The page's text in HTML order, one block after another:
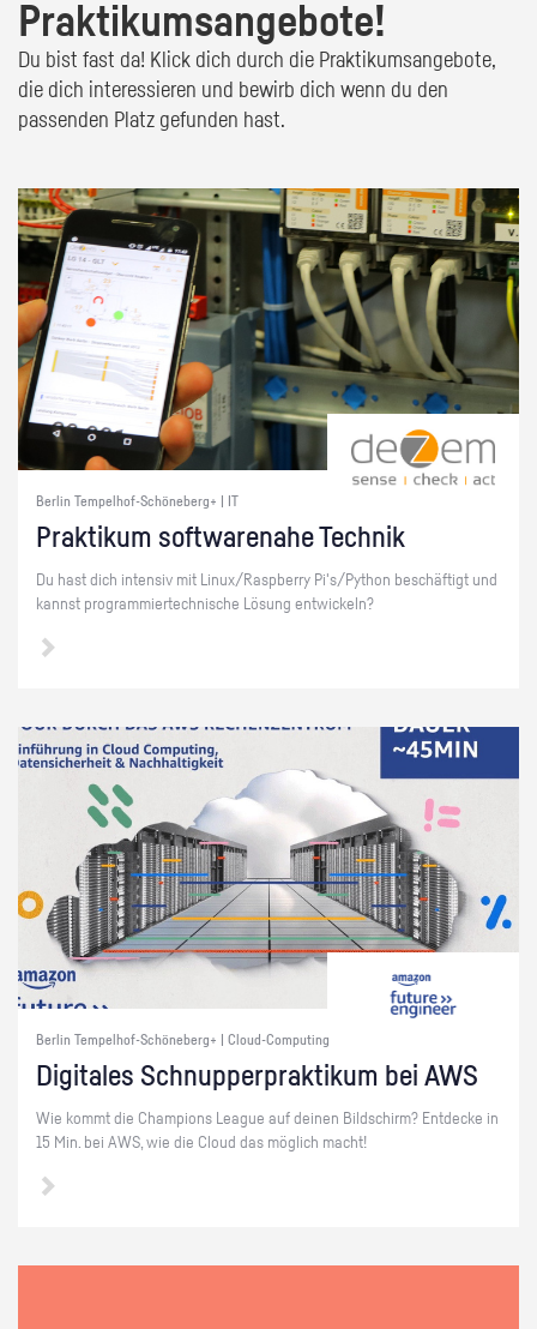
Praktikumsangebote!
Du bist fast da! Klick dich durch die Praktikumsangebote,
die dich interessieren und bewirb dich wenn du den
passenden Platz gefunden hast.
Berlin Tempelhof-Schöneberg+ | IT
Prak­ti­kum soft­ware­na­he Tech­nik
Du hast dich in­ten­siv mit Linux/Raspber­ry Pi's/Py­thon be­schäf­tigt und
kannst pro­gram­mier­tech­ni­sche Lö­sung ent­wi­ckeln?
Berlin Tempelhof-Schöneberg+ | Cloud-Computing
Di­gi­ta­les Schnup­per­prak­ti­kum bei AWS
Wie kommt die Cham­pi­ons Le­ague auf dei­nen Bild­schirm? Ent­de­cke in
15 Min. bei AWS, wie die Cloud das mög­lich macht!